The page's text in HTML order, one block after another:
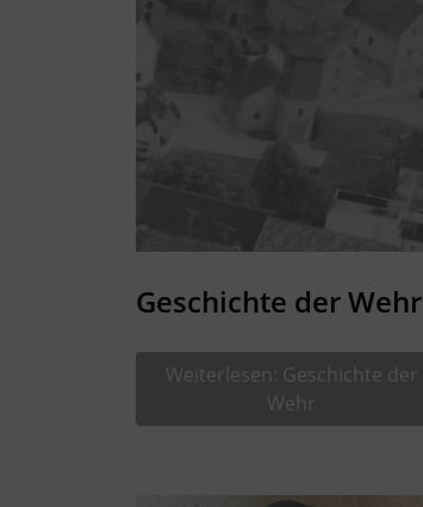
Geschichte der Wehr
Weiterlesen: Geschichte der
Wehr